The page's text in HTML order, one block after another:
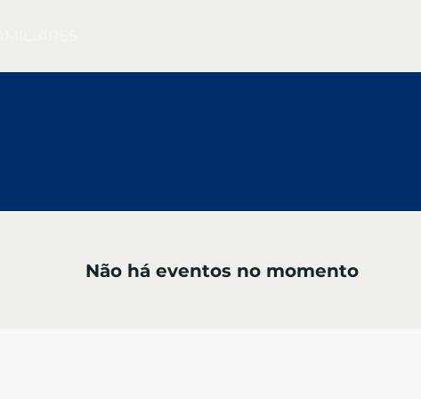
Não há eventos no momento